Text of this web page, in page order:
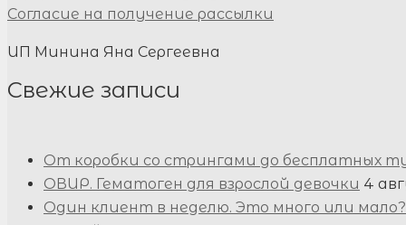
Согласие на получение рассылки
ИП Минина Яна Сергеевна
Свежие записи
От коробки со стрингами до бесплатных
ОВИР. Гематоген для взрослой девочки 4
Один клиент в неделю. Это много или мало?